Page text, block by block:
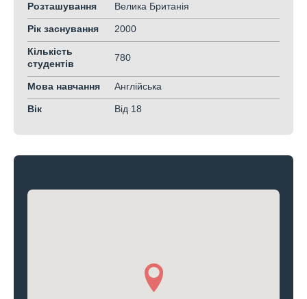
Розташування Велика Британія
Рік заснування 2000
Кількість
студентів
780
Мова навчання Англійська
Вік Від 18